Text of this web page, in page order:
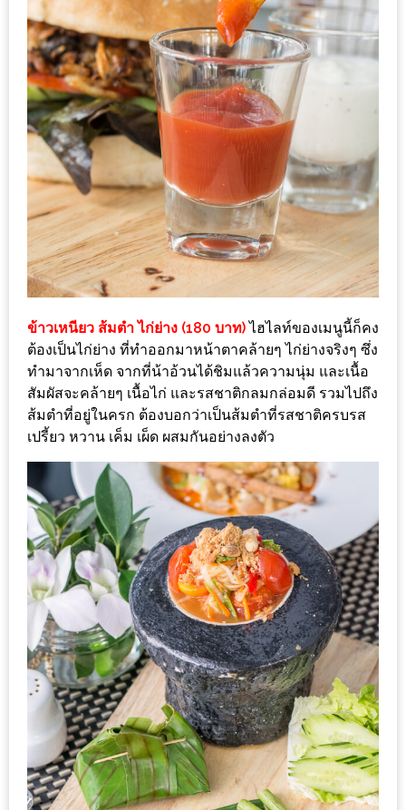
พบ
สินค้า
เรื่อง
บ้าน
คุ้ม
ครบ
จบ
ที่
เดียว
HOMEPRO
FAIR
2017
เชียงใหม่
จัด
เต็ม
กับ
ร้าน
หมู
กระทะ
ทั่ว
เชียงใหม่
งบ
ไม่
บาน
ปลาย
อิ่ม
ชิ
ลล์
ไม่
เกิน
ข้าวเหนียว ส้มตำ ไก่ย่าง (180 บาท)ไฮไลท์ของเมนูนี้ก็คง
ต้องเป็นไก่ย่าง ที่ทำออกมาหน้าตาคล้ายๆ ไก่ย่างจริงๆ ซึ่ง
ทำมาจากเห็ด จากที่น้าอ้วนได้ชิมแล้วความนุ่ม และเนื้อ
สัมผัสจะคล้ายๆ เนื้อไก่ และรสชาติกลมกล่อมดี รวมไปถึง
ส้มตำที่อยู่ในครก ต้องบอกว่าเป็นส้มตำที่รสชาติครบรส
เปรี้ยว หวาน เค็ม เผ็ด ผสมกันอย่างลงตัว